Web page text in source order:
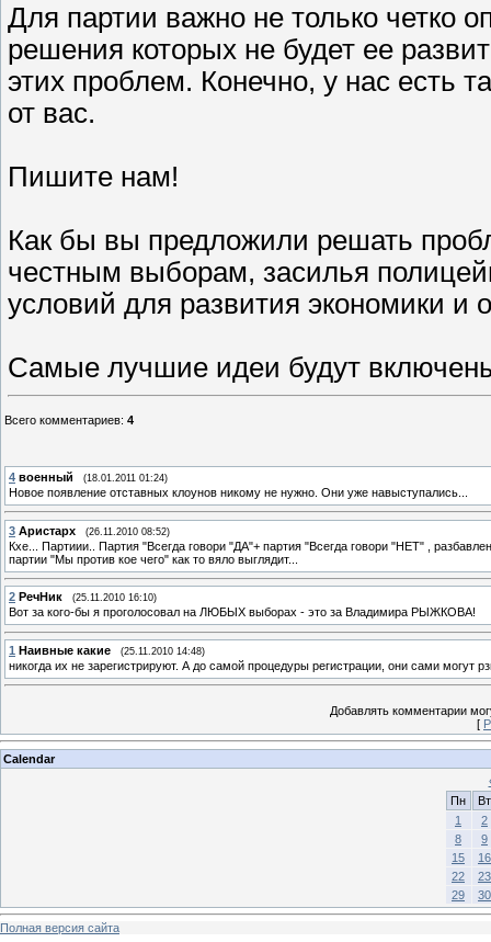
Для партии важно не только четко
решения которых не будет ее
этих проблем. Конечно, у нас есть
от вас.
Пишите нам!
Как бы вы предложили решать
честным выборам, засилья
условий для развития экономики и
Самые лучшие идеи будут
Всего комментариев: 4
4 военный (18.01.2011 01:24)
Новое появление отставных клоунов никому не нужно. Они уже навыступались...
3 Аристарх (26.11.2010 08:52)
Кхе... Партиии.. Партия "Всегда говори "ДА"+ партия "Всегда говори "НЕТ" ,
партии "Мы против кое чего" как то вяло выглядит...
2 РечНик (25.11.2010 16:10)
Вот за кого-бы я проголосовал на ЛЮБЫХ выборах - это за Владимира РЫЖКОВА!
1 Наивные какие (25.11.2010 14:48)
никогда их не зарегистрируют. А до самой процедуры регистрации, они сами могут
Добавлять комментарии
[
Calendar
Пн
Вт
1
2
8
9
15
16
22
23
29
30
Полная версия сайта